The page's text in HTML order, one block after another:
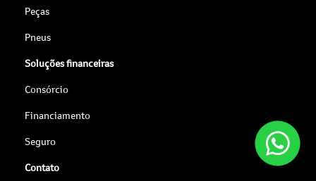
Peças
Pneus
Soluções financeiras
Consórcio
Financiamento
Seguro
Contato